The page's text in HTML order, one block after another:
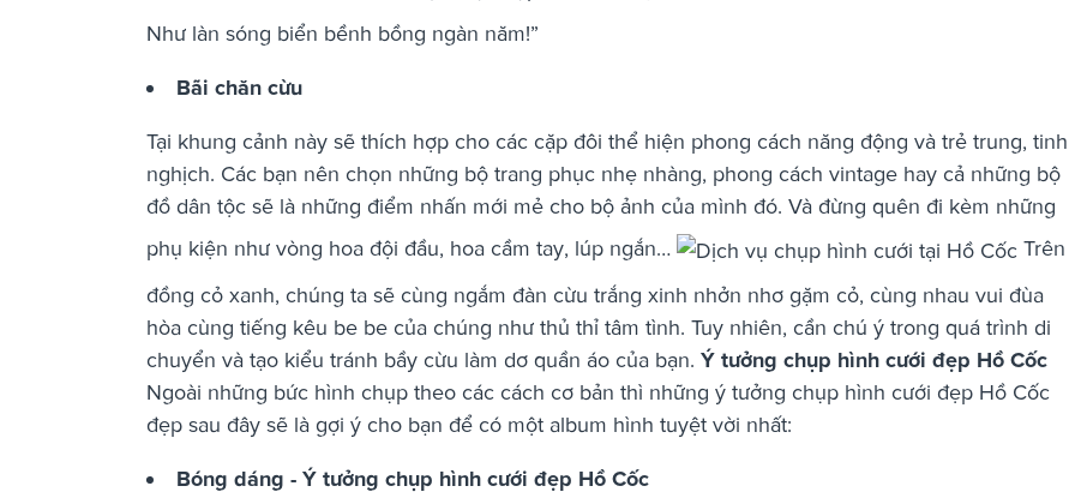
Như làn sóng biển bềnh bồng ngàn năm!”
Bãi chăn cừu
Tại khung cảnh này sẽ thích hợp cho các cặp đôi thể hiện phong cách năng động và trẻ trung, tinh
nghịch. Các bạn nên chọn những bộ trang phục nhẹ nhàng, phong cách vintage hay cả những bộ
đồ dân tộc sẽ là những điểm nhấn mới mẻ cho bộ ảnh của mình đó. Và đừng quên đi kèm những
phụ kiện như vòng hoa đội đầu, hoa cầm tay, lúp ngắn…
Trên
đồng cỏ xanh, chúng ta sẽ cùng ngắm đàn cừu trắng xinh nhởn nhơ gặm cỏ, cùng nhau vui đùa
hòa cùng tiếng kêu be be của chúng như thủ thỉ tâm tình. Tuy nhiên, cần chú ý trong quá trình di
chuyển và tạo kiểu tránh bầy cừu làm dơ quần áo của bạn. Ý tưởng chụp hình cưới đẹp Hồ Cốc
Ngoài những bức hình chụp theo các cách cơ bản thì những ý tưởng chụp hình cưới đẹp Hồ Cốc
đẹp sau đây sẽ là gợi ý cho bạn để có một album hình tuyệt vời nhất:
Bóng dáng - Ý tưởng chụp hình cưới đẹp Hồ Cốc